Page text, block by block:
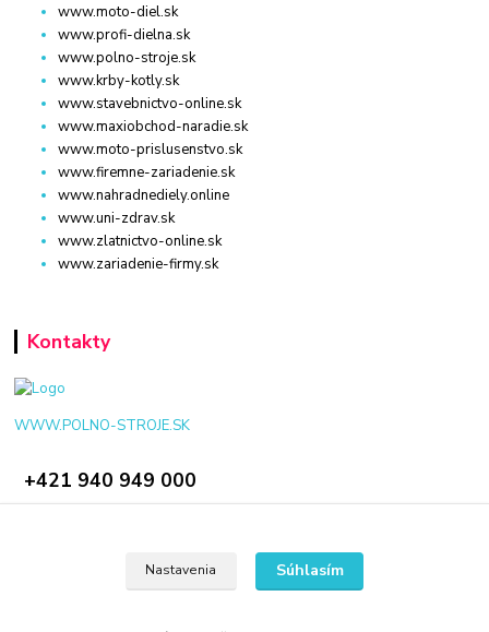
www.moto-diel.sk
www.profi-dielna.sk
www.polno-stroje.sk
www.krby-kotly.sk
www.stavebnictvo-online.sk
www.maxiobchod-naradie.sk
www.moto-prislusenstvo.sk
www.firemne-zariadenie.sk
www.nahradnediely.online
www.uni-zdrav.sk
www.zlatnictvo-online.sk
www.zariadenie-firmy.sk
Kontakty
WWW.POLNO-STROJE.SK
+421 940 949 000
Nastavenia Súhlasím